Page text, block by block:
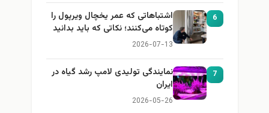
6
اشتباهاتی که عمر یخچال ویرپول را
کوتاه می‌کنند؛ نکاتی که باید بدانید
2026-07-13
7
نمایندگی تولیدی لامپ رشد گیاه در
ایران
2026-05-26